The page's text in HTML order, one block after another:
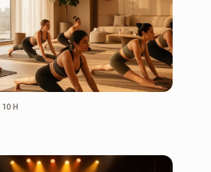
10H